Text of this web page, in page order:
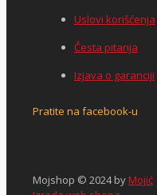
Uslovi korišćenja
Česta pitanja
Izjava o garanciji
Pratite na facebook-u
Mojshop © 2024 byMojić